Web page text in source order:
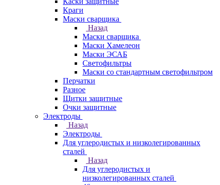
Краги
Маски сварщика
Назад
Маски сварщика
Маски Хамелеон
Маски ЭСАБ
Светофильтры
Маски со стандартным светофильтром
Перчатки
Разное
Щитки защитные
Очки защитные
Электроды
Назад
Электроды
Для углеродистых и низколегированных
сталей
Назад
Для углеродистых и
низколегированных сталей